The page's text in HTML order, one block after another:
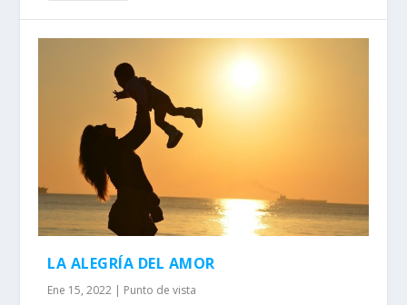
LA ALEGRÍA DEL AMOR
Ene 15, 2022 | Punto de vista